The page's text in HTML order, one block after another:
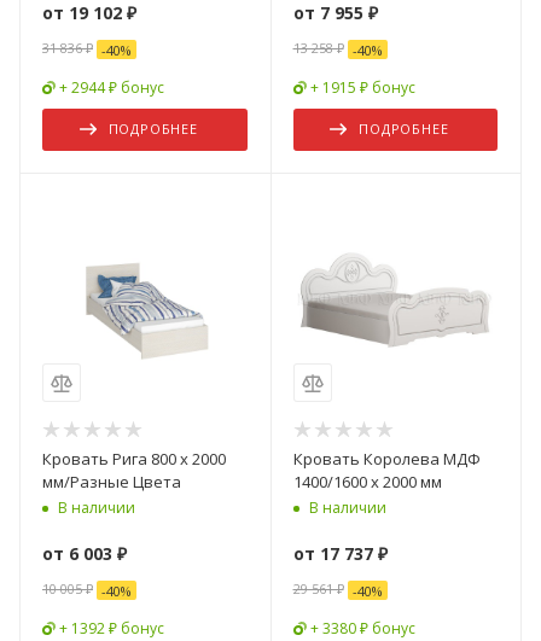
от 19 102 ₽
31 836 ₽ -40%
+ 2944 ₽ бонус
ПОДРОБНЕЕ
от 7 955 ₽
13 258 ₽ -40%
+ 1915 ₽ бонус
ПОДРОБНЕЕ
Кровать Рига 800 х 2000
мм/Разные Цвета
В наличии
от 6 003 ₽
10 005 ₽ -40%
+ 1392 ₽ бонус
Кровать Королева МДФ
1400/1600 х 2000 мм
В наличии
от 17 737 ₽
29 561 ₽ -40%
+ 3380 ₽ бонус